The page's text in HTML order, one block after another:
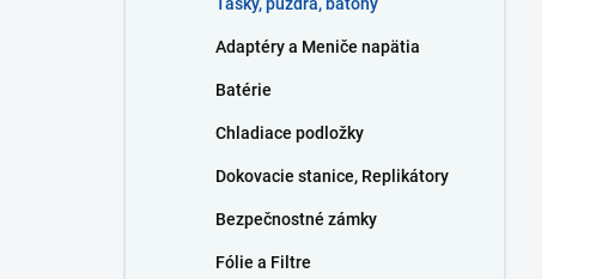
Adaptéry a Meniče napätia
Batérie
Chladiace podložky
Dokovacie stanice, Replikátory
Bezpečnostné zámky
Fólie a Filtre